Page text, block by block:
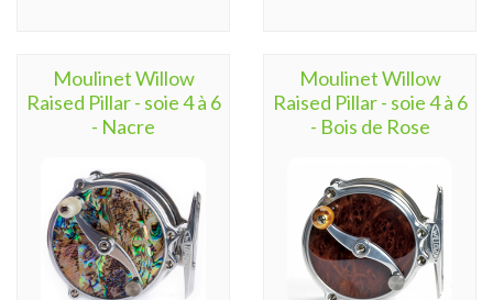
Moulinet Willow
Raised Pillar - soie 4 à 6
- Nacre
Moulinet Willow
Raised Pillar - soie 4 à 6
- Bois de Rose